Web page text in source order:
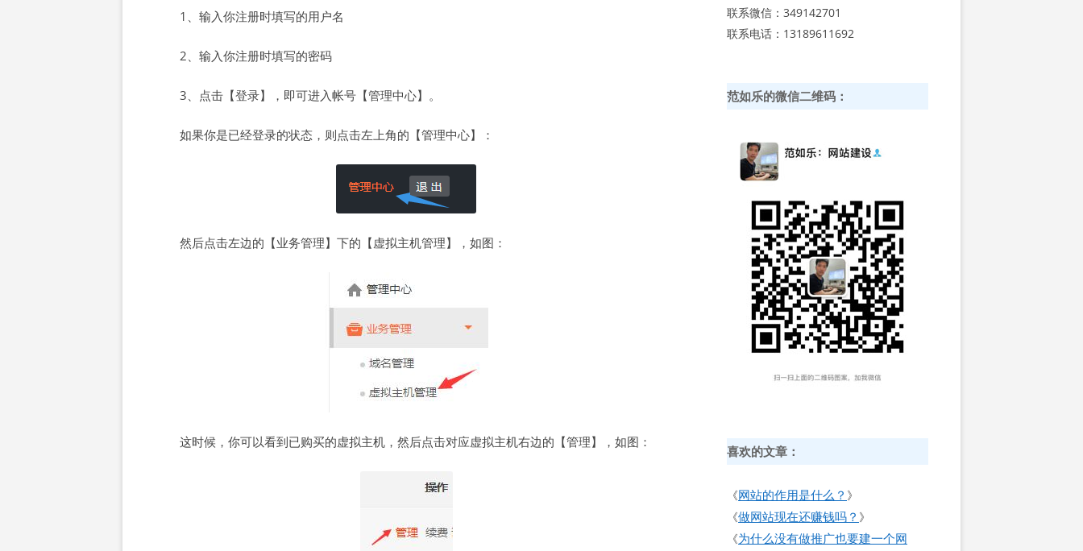
1、输入你注册时填写的用户名
2、输入你注册时填写的密码
3、点击【登录】，即可进入帐号【管理中心】。
如果你是已经登录的状态，则点击左上角的【管理中心】：
然后点击左边的【业务管理】下的【虚拟主机管理】，如图：
这时候，你可以看到已购买的虚拟主机，然后点击对应虚拟主机右边的【管理】，如图：
联系微信：349142701
联系电话：13189611692
范如乐的微信二维码：
喜欢的文章：
《网站的作用是什么？ 》
《做网站现在还赚钱吗？ 》
《为什么没有做推广也要建一个网